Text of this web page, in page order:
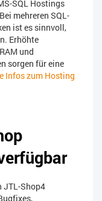
SQL Hostings
mehreren SQL-
ist es sinnvoll,
Erhöhte
und
sorgen für eine
Infos zum Hosting
JTL-Shop4